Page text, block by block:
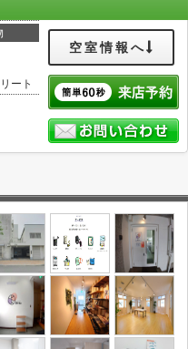
ート
空室情報へ